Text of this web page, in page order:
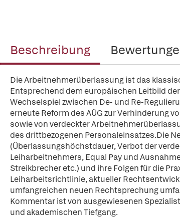
Beschreibung
Die Arbeitnehmerüberlassung ist das
Entsprechend dem europäischen Leitbild
Wechselspiel zwischen De- und Re-
erneute Reform des AÜG zur Verhinderung
sowie von verdeckter
des drittbezogenen Personaleinsatzes.Die
(Überlassungshöchstdauer, Verbot der
Leiharbeitnehmers, Equal Pay und
Streikbrecher etc.) und ihre Folgen für die
Leiharbeitsrichtlinie, aktueller
umfangreichen neuen Rechtsprechung
Kommentar ist von ausgewiesenen
und akademischen Tiefgang.